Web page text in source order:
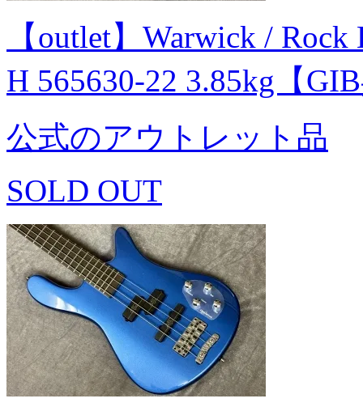
【outlet】Warwick /
H 565630-22 3.85kg【
公式のアウトレット品
SOLD OUT